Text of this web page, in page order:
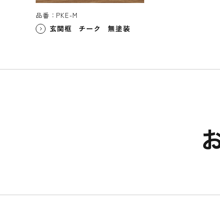
品番：PKE-M
玄関框 チーク 無塗装